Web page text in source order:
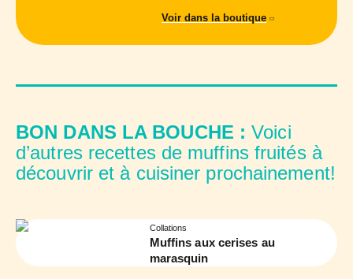
Voir dans la boutique
BON DANS LA BOUCHE : Voici
d’autres recettes de muffins fruités à
découvrir et à cuisiner prochainement!
Collations
Muffins aux cerises au
marasquin